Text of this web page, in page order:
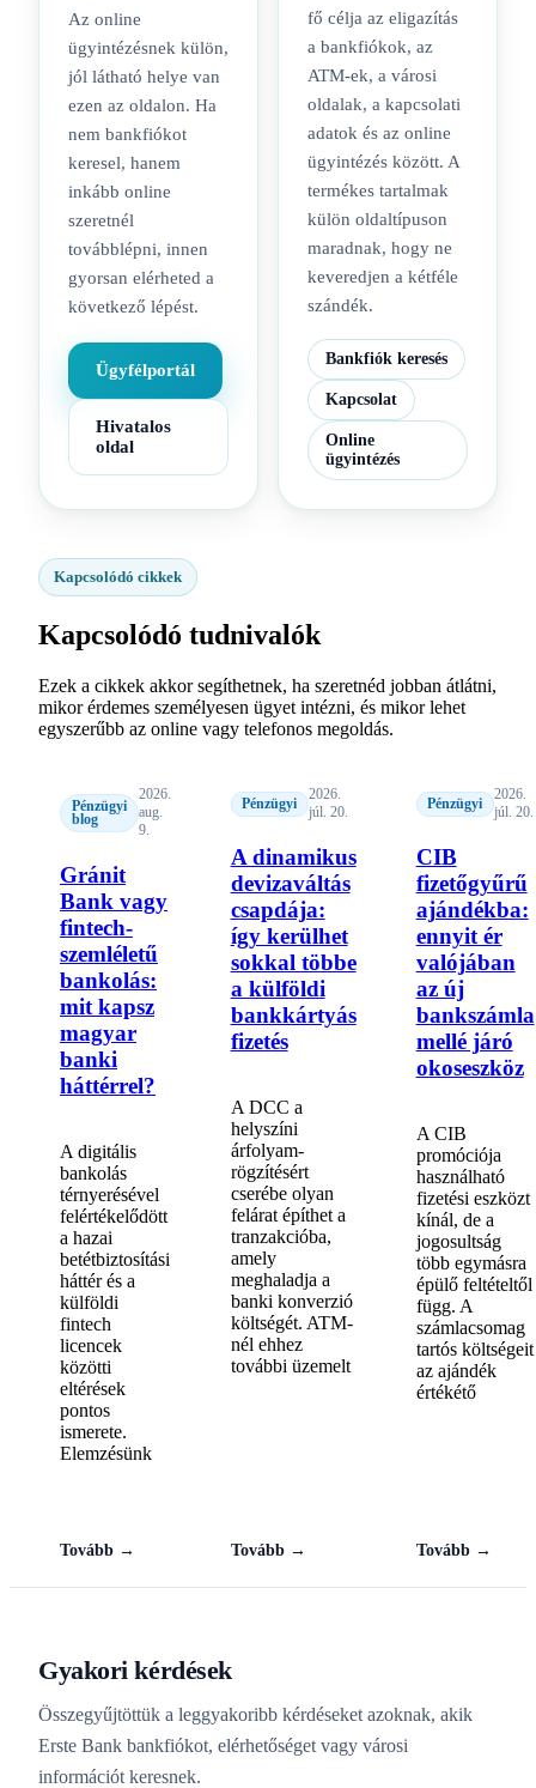
Az online
ügyintézésnek külön,
jól látható helye van
ezen az oldalon. Ha
nem bankfiókot
keresel, hanem
inkább online
szeretnél
továbblépni, innen
gyorsan elérheted a
következő lépést.
Ügyfélportál
Hivatalos
oldal
fő célja az eligazítás
a bankfiókok, az
ATM-ek, a városi
oldalak, a kapcsolati
adatok és az online
ügyintézés között. A
termékes tartalmak
külön oldaltípuson
maradnak, hogy ne
keveredjen a kétféle
szándék.
Bankfiók keresés
Kapcsolat
Online
ügyintézés
Kapcsolódó cikkek
Kapcsolódó tudnivalók
Ezek a cikkek akkor segíthetnek, ha szeretnéd jobban átlátni,
mikor érdemes személyesen ügyet intézni, és mikor lehet
egyszerűbb az online vagy telefonos megoldás.
Pénzügyi
blog
2026.
aug.
9.
Gránit
Bank vagy
fintech-
szemléletű
bankolás:
mit kapsz
magyar
banki
háttérrel?
A digitális
bankolás
térnyerésével
felértékelődött
a hazai
betétbiztosítási
háttér és a
külföldi
fintech
licencek
közötti
eltérések
pontos
ismerete.
Elemzésünk
Tovább →
Pénzügyi
2026.
júl. 20.
A dinamikus
devizaváltás
csapdája:
így kerülhet
sokkal többe
a külföldi
bankkártyás
fizetés
A DCC a
helyszíni
árfolyam-
rögzítésért
cserébe olyan
felárat építhet a
tranzakcióba,
amely
meghaladja a
banki konverzió
költségét. ATM-
nél ehhez
további üzemelt
Tovább →
Pénzügyi
2026.
júl. 20.
CIB
fizetőgyűrű
ajándékba:
ennyit ér
valójában
az új
bankszámla
mellé járó
okoseszköz
A CIB
promóciója
használható
fizetési eszközt
kínál, de a
jogosultság
több egymásra
épülő feltételtől
függ. A
számlacsomag
tartós költségeit
az ajándék
értékétő
Tovább →
Gyakori kérdések
Összegyűjtöttük a leggyakoribb kérdéseket azoknak, akik
Erste Bank bankfiókot, elérhetőséget vagy városi
információt keresnek.